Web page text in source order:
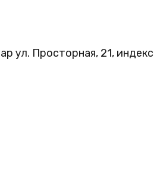
ул. Просторная, 21, индекс